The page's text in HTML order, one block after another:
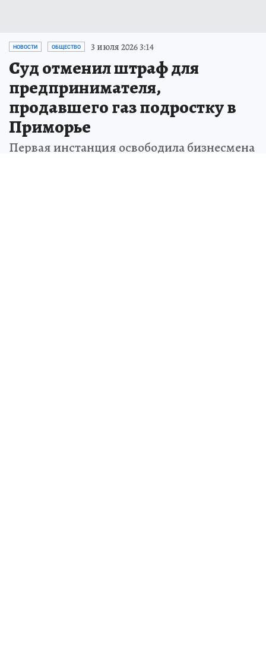
НОВОСТИ ОБЩЕСТВО 3 июля 2026 3:14
Суд отменил штраф для
предпринимателя,
продавшего газ подростку в
Приморье
Первая инстанция освободила бизнесмена